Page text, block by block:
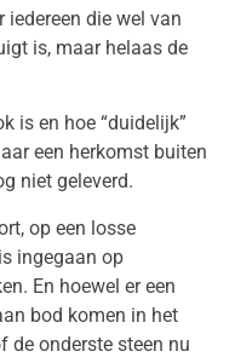
iedereen die wel van
is, maar helaas de
is en hoe “duidelijk”
een herkomst buiten
niet geleverd.
op een losse
ingegaan op
En hoewel er een
bod komen in het
de onderste steen nu